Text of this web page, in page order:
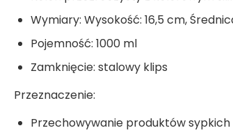
Wymiary: Wysokość: 16,5 cm,
Pojemność: 1000 ml
Zamknięcie: stalowy klips
Przeznaczenie:
Przechowywanie produktów